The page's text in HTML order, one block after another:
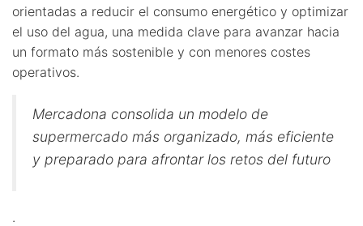
orientadas a reducir el consumo energético y optimizar
el uso del agua, una medida clave para avanzar hacia
un formato más sostenible y con menores costes
operativos.
Mercadona consolida un modelo de
supermercado más organizado, más eficiente
y preparado para afrontar los retos del futuro
.